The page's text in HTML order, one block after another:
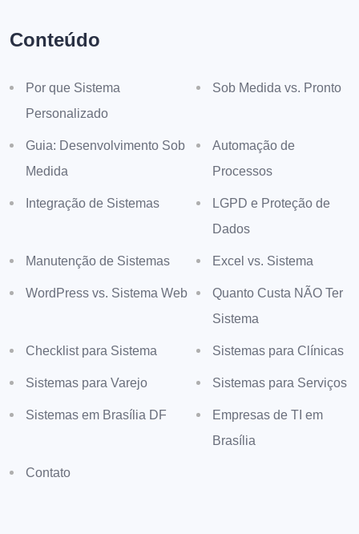
Conteúdo
Por que Sistema
Personalizado
Sob Medida vs. Pronto
Guia: Desenvolvimento Sob
Medida
Automação de
Processos
Integração de Sistemas
LGPD e Proteção de
Dados
Manutenção de Sistemas Excel vs. Sistema
WordPress vs. Sistema Web
Quanto Custa NÃO Ter
Sistema
Checklist para Sistema Sistemas para Clínicas
Sistemas para Varejo Sistemas para Serviços
Sistemas em Brasília DF
Empresas de TI em
Brasília
Contato